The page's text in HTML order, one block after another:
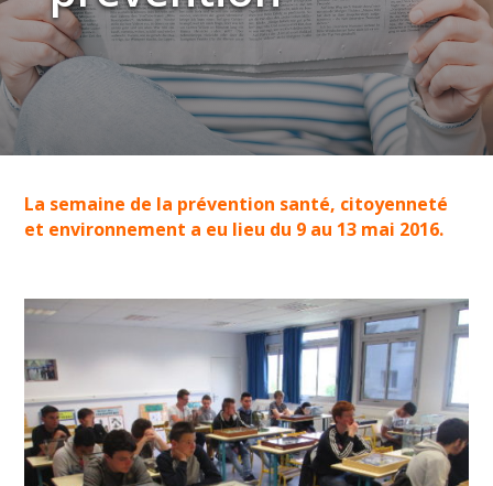
La semaine de la prévention santé, citoyenneté
et environnement a eu lieu du 9 au 13 mai 2016.